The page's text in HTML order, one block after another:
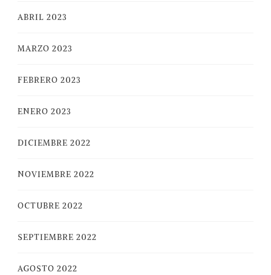
ABRIL 2023
MARZO 2023
FEBRERO 2023
ENERO 2023
DICIEMBRE 2022
NOVIEMBRE 2022
OCTUBRE 2022
SEPTIEMBRE 2022
AGOSTO 2022